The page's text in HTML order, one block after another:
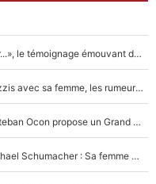
F1 : « Je lui ai fait un câlin, puis j’ai dû partir...», le témoignage émouvant de Max Verstappen sur sa fille
F1 : Charles Leclerc surpris par les paparazzis avec sa femme, les rumeurs étaient vraies !
Comme pour le final du Tour de France, Esteban Ocon propose un Grand Prix de Formule 1 à Paris : «Autour de l’Arc de Triomphe, ce serait génial» !
Nouvelle rumeur autour de la santé de Michael Schumacher : Sa femme Corinna sort du silence